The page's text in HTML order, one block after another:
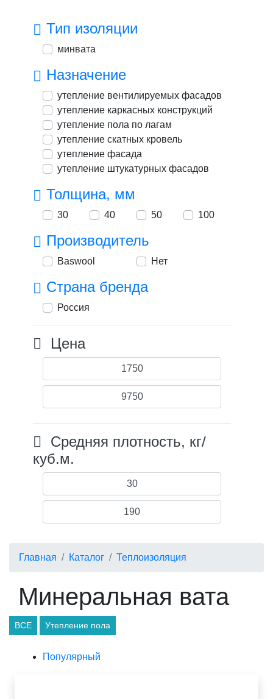
Тип изоляции
минвата
Назначение
утепление вентилируемых фасадов
утепление каркасных конструкций
утепление пола по лагам
утепление скатных кровель
утепление фасада
утепление штукатурных фасадов
Толщина, мм
30 40 50 100
Производитель
Baswool Нет
Страна бренда
Россия
Цена
куб.м.
Главная Каталог Теплоизоляция
Минеральная вата
ВСЕ Утепление пола
Популярный